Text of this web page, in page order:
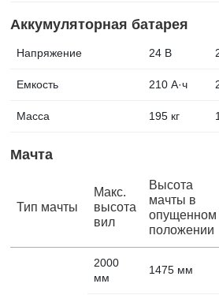
Аккумуляторная батарея
Напряжение 24 В
Емкость 210 А·ч
Масса 195 кг
Мачта
Тип мачты
Макс.
высота
вил
Высота
мачты в
опущенном
положении
2000
мм
1475 мм